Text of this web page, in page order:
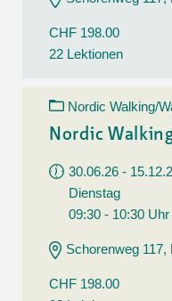
CHF 198.00
22 Lektionen
Nordic Walking/
Nordic
30.06.26 -
Dienstag
09:30 - 10:30 Uhr
Schorenweg 117,
CHF 198.00